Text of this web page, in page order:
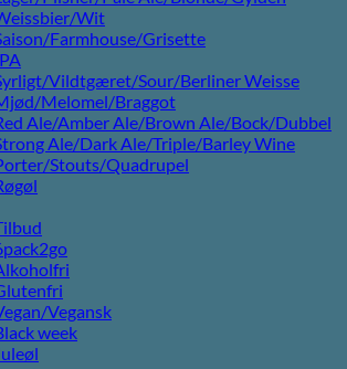
Wit
Farmhouse/Grisette
Vildtgæret/Sour/Berliner Weisse
Melomel/Braggot
Ale/Amber Ale/Brown Ale/Bock/Dubbel
Ale/Dark Ale/Triple/Barley Wine
Stouts/Quadrupel
Vegansk
week